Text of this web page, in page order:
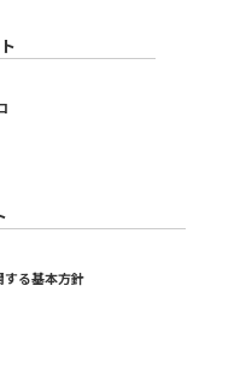
する基本方針